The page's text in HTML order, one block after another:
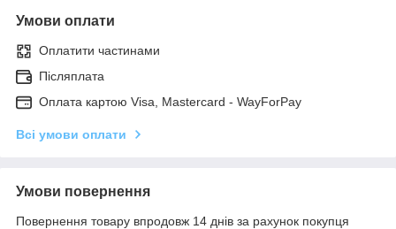
Умови оплати
Оплатити частинами
Післяплата
Оплата картою Visa, Mastercard - WayForPay
Всі умови оплати
Умови повернення
Повернення товару впродовж 14 днів за рахунок покупця